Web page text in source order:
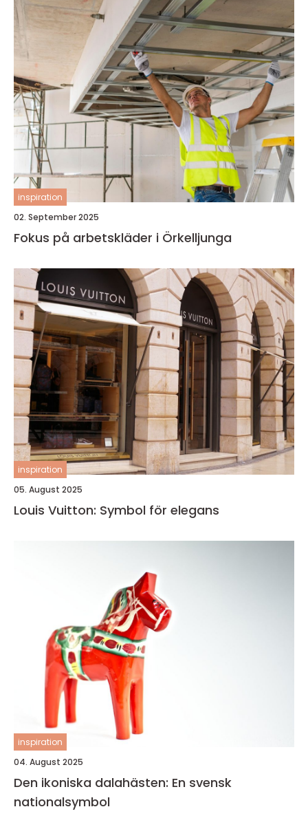
inspiration
02. September 2025
Fokus på arbetskläder i Örkelljunga
inspiration
05. August 2025
Louis Vuitton: Symbol för elegans
inspiration
04. August 2025
Den ikoniska dalahästen: En svensk
nationalsymbol